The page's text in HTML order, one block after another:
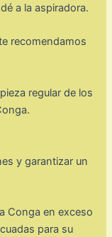
a la aspiradora.
recomendamos
regular de los
y garantizar un
Conga en exceso
para su